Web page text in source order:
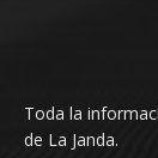
Toda la
de La Janda.